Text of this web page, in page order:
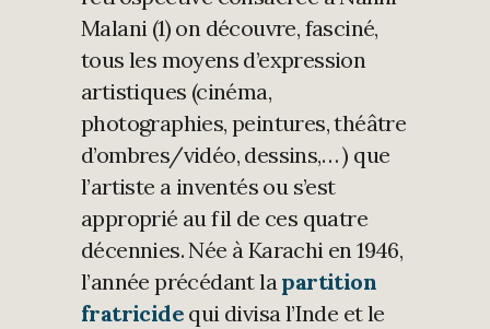
Malani (1) on découvre, fasciné,
tous les moyens d’expression
artistiques (cinéma,
photographies, peintures, théâtre
d’ombres/vidéo, dessins,… ) que
l’artiste a inventés ou s’est
approprié au fil de ces quatre
décennies. Née à Karachi en 1946,
l’année précédant la partition
fratricide qui divisa l’Inde et le